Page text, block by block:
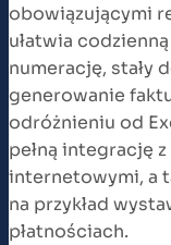
obowiązującymi
ułatwia
numerację, stały
generowanie
odróżnieniu od
pełną integrację
internetowymi, a
na przykład
płatnościach.